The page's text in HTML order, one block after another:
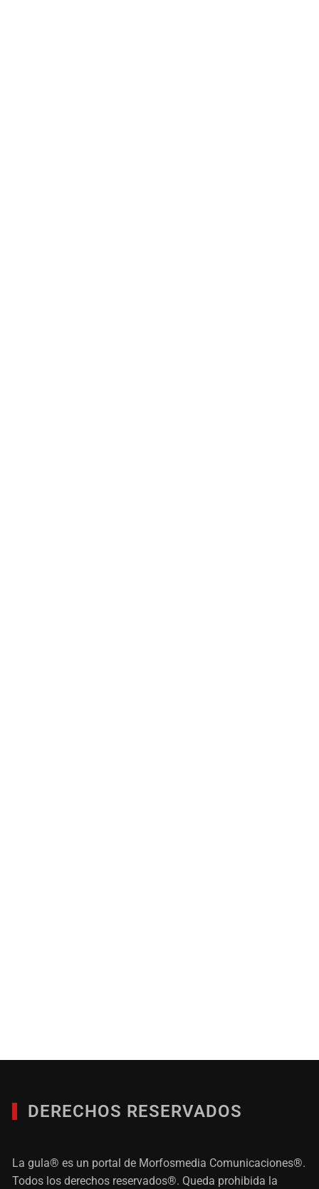
DERECHOS RESERVADOS
La gula® es un portal de Morfosmedia Comunicaciones®.
Todos los derechos reservados®. Queda prohibida la